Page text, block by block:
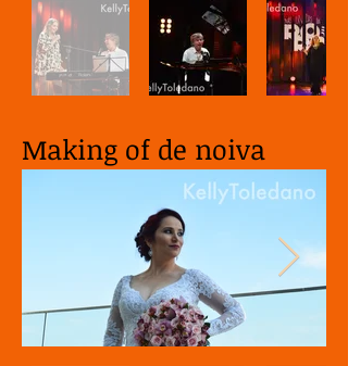
Making of de noiva